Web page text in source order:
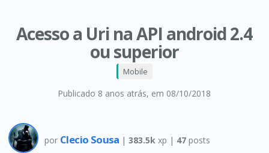
Acesso a Uri na API android 2.4
ou superior
Publicado 8 anos atrás, em 08/10/2018
Mobile
por Clecio Sousa |383.5k xp | 47 posts